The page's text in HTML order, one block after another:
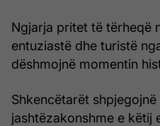
Ngjarja pritet të tërheqë
entuziastë dhe turistë
dëshmojnë momentin
Shkencëtarët
jashtëzakonshme e këtij